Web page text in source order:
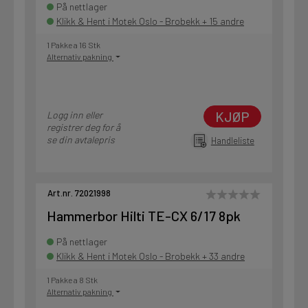
På nettlager
Klikk & Hent i Motek Oslo - Brobekk + 15 andre
1 Pakke a 16 Stk
Alternativ pakning
Logg inn eller
registrer deg for å
se din avtalepris
KJØP
Handleliste
Art.nr. 72021998
Hammerbor Hilti TE-CX 6/17 8pk
På nettlager
Klikk & Hent i Motek Oslo - Brobekk + 33 andre
1 Pakke a 8 Stk
Alternativ pakning